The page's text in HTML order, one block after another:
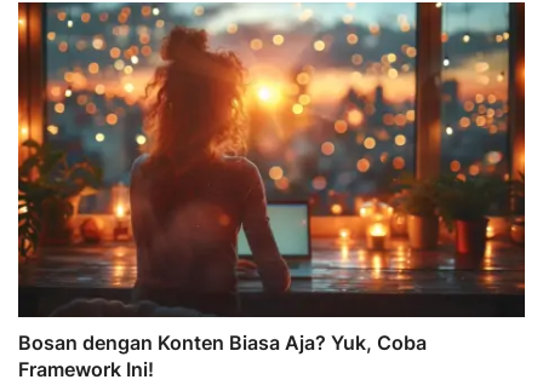
Bosan dengan Konten Biasa Aja? Yuk, Coba
Framework Ini!